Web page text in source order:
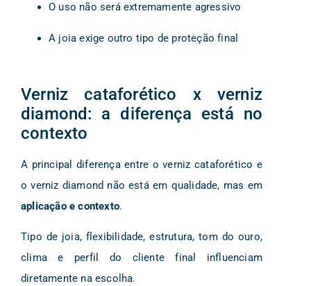
O uso não será extremamente agressivo
A joia exige outro tipo de proteção final
Verniz cataforético x verniz
diamond: a diferença está no
contexto
A principal diferença entre o verniz cataforético e
o verniz diamond não está em qualidade, mas em
aplicação e contexto.
Tipo de joia, flexibilidade, estrutura, tom do ouro,
clima e perfil do cliente final influenciam
diretamente na escolha.